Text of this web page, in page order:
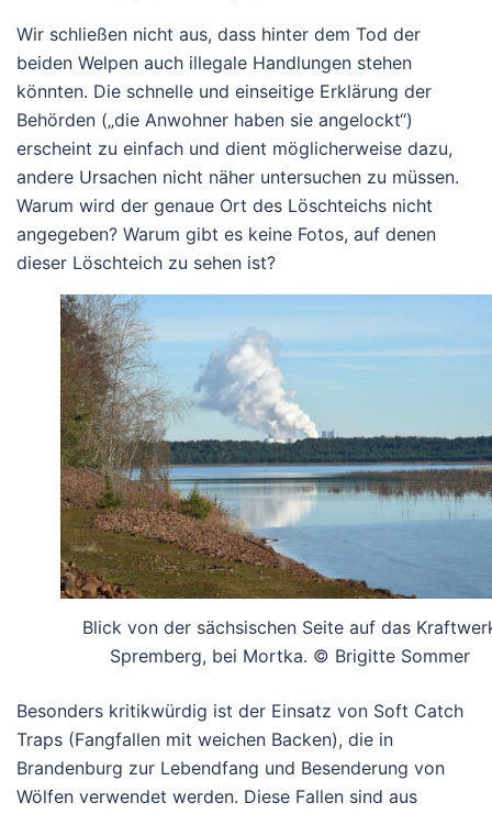
Wir schließen nicht aus, dass hinter dem Tod der
beiden Welpen auch illegale Handlungen stehen
könnten. Die schnelle und einseitige Erklärung der
Behörden („die Anwohner haben sie angelockt“)
erscheint zu einfach und dient möglicherweise dazu,
andere Ursachen nicht näher untersuchen zu müssen.
Warum wird der genaue Ort des Löschteichs nicht
angegeben? Warum gibt es keine Fotos, auf denen
dieser Löschteich zu sehen ist?
Blick von der sächsischen Seite auf das
Spremberg, bei Mortka. © Brigitte Sommer
Besonders kritikwürdig ist der Einsatz von Soft Catch
Traps (Fangfallen mit weichen Backen), die in
Brandenburg zur Lebendfang und Besenderung von
Wölfen verwendet werden. Diese Fallen sind aus